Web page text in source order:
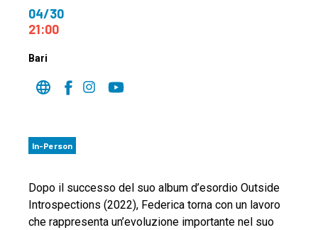
04/30
21:00
Bari
In-Person
Dopo il successo del suo album d’esordio Outside
Introspections (2022), Federica torna con un lavoro
che rappresenta un’evoluzione importante nel suo